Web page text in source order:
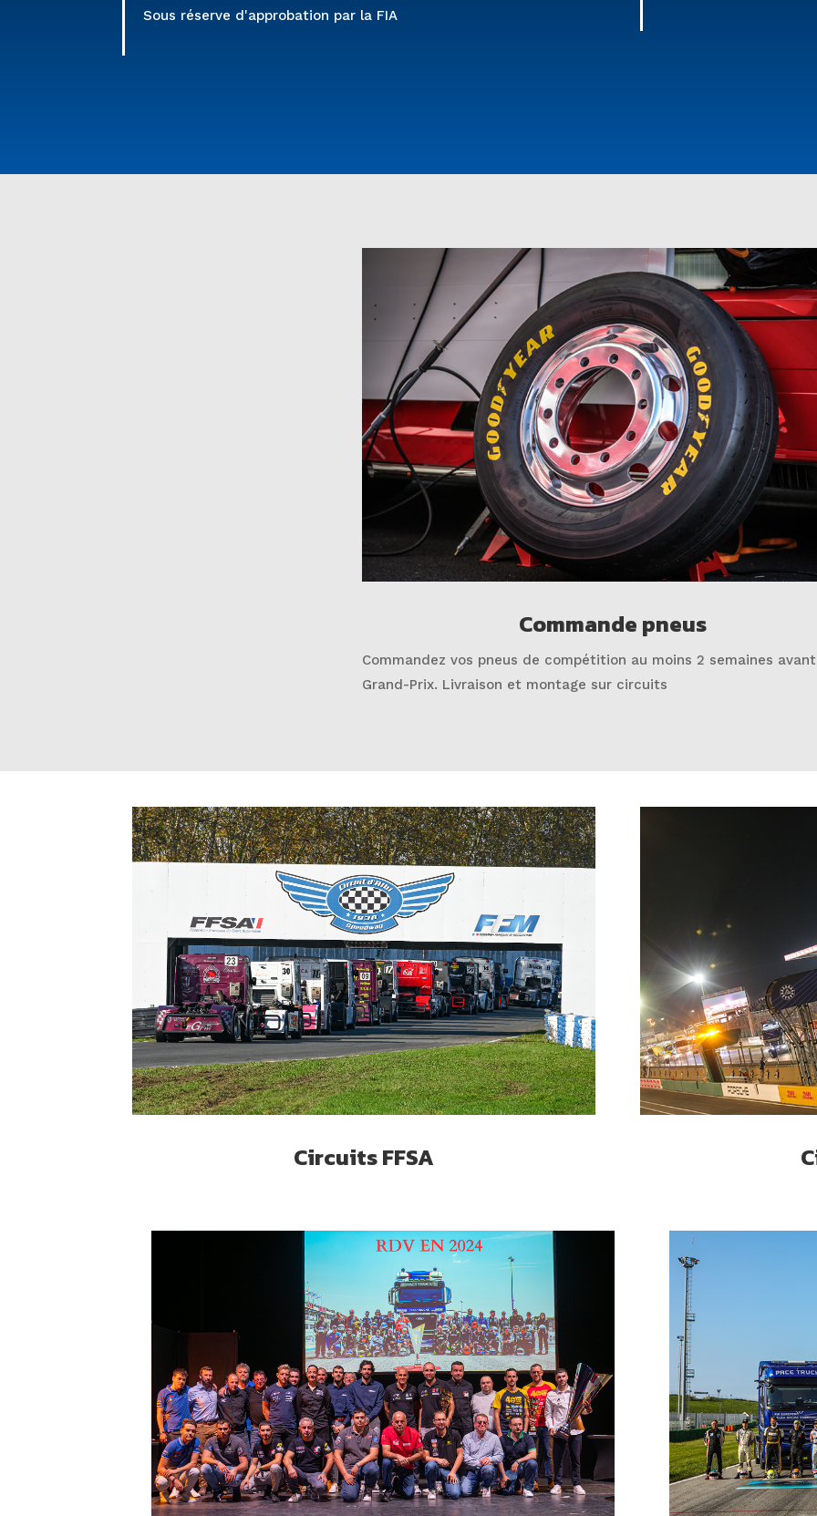
Sous réserve d'approbation par la FIA
Commande pneus
Commandez vos pneus de compétition au moins 2 semaines
Grand-Prix. Livraison et montage sur circuits
Circuits FFSA